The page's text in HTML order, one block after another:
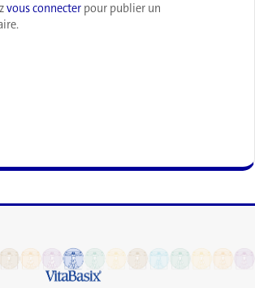
vous connecter pour publier un